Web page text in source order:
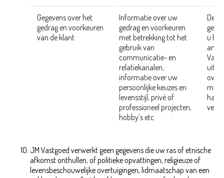
Gegevens over het
gedrag en voorkeuren
van de klant
Informatie over uw
gedrag en voorkeuren
met betrekking tot het
gebruik van
communicatie- en
relatiekanalen,
informatie over uw
persoonlijke keuzes en
levensstijl, privé of
professioneel projecten,
hobby's etc.
Deze
u
met
haar
JM Vastgoed verwerkt geen gegevens die uw ras of etnische
afkomst onthullen, of politieke opvattingen, religieuze of
levensbeschouwelijke overtuigingen, lidmaatschap van een